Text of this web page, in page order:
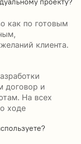
как по готовым
клиента.
договор и
На всех
ходе